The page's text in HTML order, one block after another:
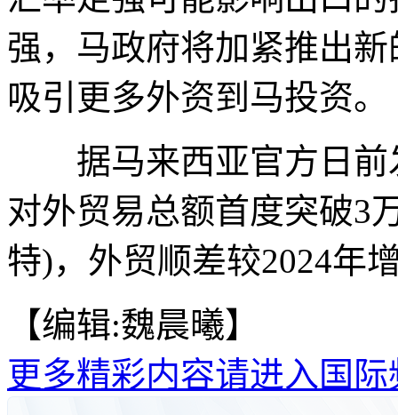
强，马政府将加紧推出
吸引更多外资到马投资。
据马来西亚官方日前
对外贸易总额首度突破3
特)，外贸顺差较2024年
【编辑:魏晨曦】
更多精彩内容请进入国际